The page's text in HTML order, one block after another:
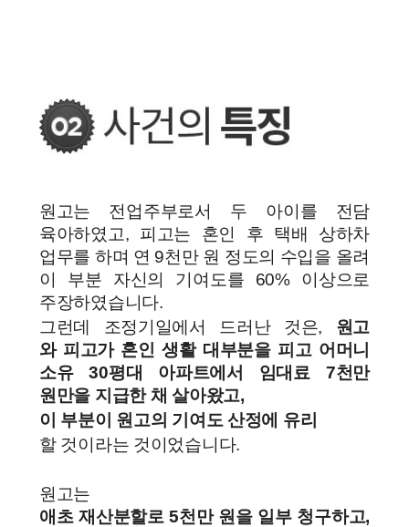
원고는 전업주부로서 두 아이를 전담
육아하였고, 피고는 혼인 후 택배 상하차
업무를 하며 연 9천만 원 정도의 수입을 올려
이 부분 자신의 기여도를 60% 이상으로
주장하였습니다.
그런데 조정기일에서 드러난 것은, 원고
와 피고가 혼인 생활 대부분을 피고 어머니
소유 30평대 아파트에서 임대료 7천만
원만을 지급한 채 살아왔고,
이 부분이 원고의 기여도 산정에 유리
할 것이라는 것이었습니다.
원고는
애초 재산분할로 5천만 원을 일부 청구하고,